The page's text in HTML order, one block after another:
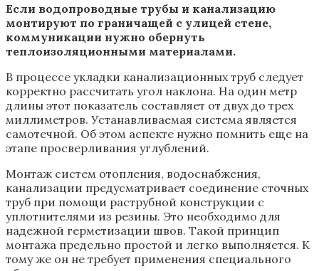
Если водопроводные трубы и канализацию
монтируют по граничащей с улицей стене,
коммуникации нужно обернуть
теплоизоляционными материалами.
В процессе укладки канализационных труб следует
корректно рассчитать угол наклона. На один метр
длины этот показатель составляет от двух до трех
миллиметров. Устанавливаемая система является
самотечной. Об этом аспекте нужно помнить еще на
этапе просверливания углублений.
Монтаж систем отопления, водоснабжения,
канализации предусматривает соединение сточных
труб при помощи раструбной конструкции с
уплотнителями из резины. Это необходимо для
надежной герметизации швов. Такой принцип
монтажа предельно простой и легко выполняется. К
тому же он не требует применения специального